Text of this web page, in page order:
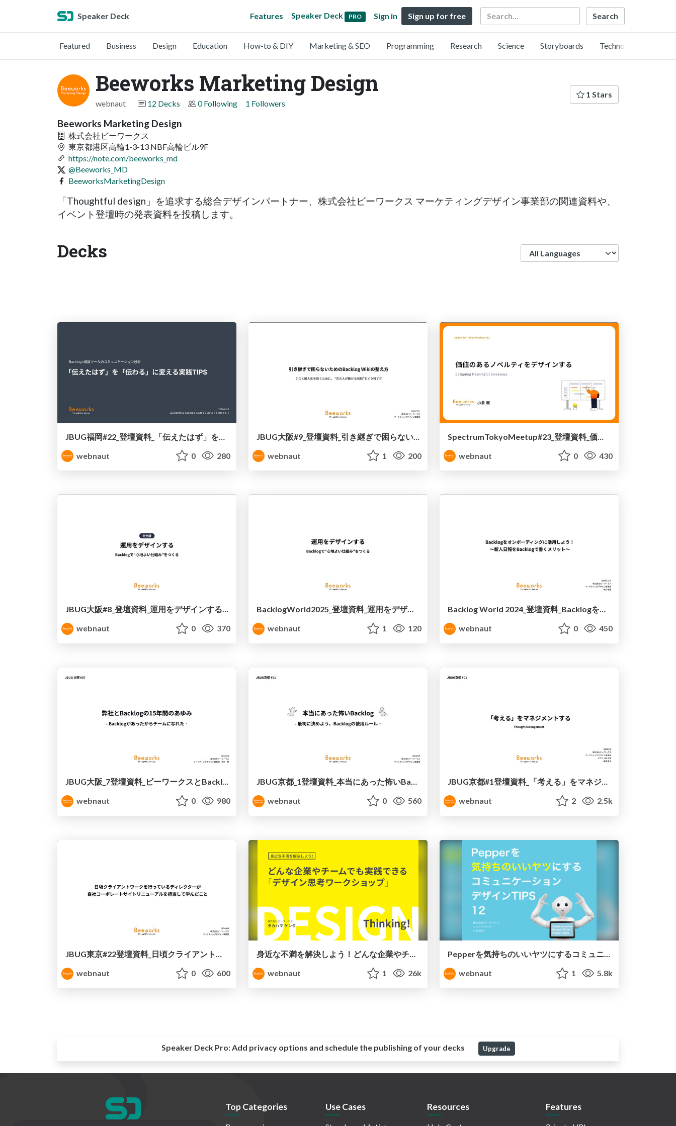
Speaker Deck Features Speaker Deck PRO Sign in Sign up for free Search
Featured Business Design Education How-to & DIY Marketing & SEO Programming Research Science Storyboards Technology
Beeworks Marketing Design
webnaut 12 Decks 0 Following 1 Followers
1 Stars
Beeworks Marketing Design
株式会社ビーワークス
東京都港区高輪1-3-13 NBF高輪ビル9F
https://note.com/beeworks_md
@Beeworks_MD
BeeworksMarketingDesign
「Thoughtful design」を追求する総合デザインパートナー、株式会社ビーワークス マーケティングデザイン事業部の関連資料や、
イベント登壇時の発表資料を投稿します。
Decks
webnaut
0 280
webnaut
1 200
webnaut
0 430
webnaut
0 370
BacklogWorld2025_登壇資料_運用をデザインする-Backlogで“心地よい仕組み”をつくる
webnaut
1 120
webnaut
0 450
webnaut
0 980
webnaut
0 560
webnaut
2 2.5k
JBUG東京#22登壇資料_日頃クライアントワークを行っているディレクターが自社コーポレートサイトリニューアルを担当して学んだこと
webnaut
0 600
身近な不満を解決しよう！どんな企業やチームでも実践できるデザイン思考ワークショップ
webnaut
1 26k
Pepperを気持ちのいいヤツにするコミュニケーションデザインTIPS12
webnaut
1 5.8k
Speaker Deck Pro:Add privacy options and schedule the publishing of your decks Upgrade
Top Categories Use Cases Resources Features